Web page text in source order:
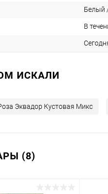
Белый
В
ИСКАЛИ
Эквадор Кустовая Микс
(8)